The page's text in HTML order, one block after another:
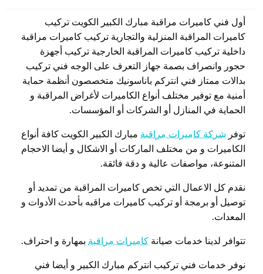
أول فني كاميرات مراقبة مبارك الكبير الكويت تركيب
كاميرات المراقبة المنزلية والتجارية تركيب كاميرات مراقبة
داخلية تركيب كاميرات المراقبة الخارجية تركيب أجهزة
حجور وانصراف بصمة جهاز التعرف على الوجه فني تركيب
بدالات ممتاز فني انتركم باناسونيك متخصصون أنظمة حماية
أمنية مع توفير مختلف أنواع الكاميرات لأغراض المراقبة و
الحماية في المنازل أو الشركات أو المؤسسات.
توفر شركة كاميرات مراقبة مبارك الكبير الكويت كافة أنواع
الكاميرات و من مختلف الماركات أو الاشكال و أيضا الاحجام
المتنوعة، مواصفات عالية و دقة فائقة.
نقدم كل الاعمال التي تخص كاميرات المراقبة من تمديد أو
توصيل أو برمجة أو تركيب كاميرات مراقبه بأحدث الأدوات و
المعدات.
تتوافر لدينا خدمات صيانة كاميرات مراقبة بمهارة و احتراف.
نوفر خدمات فني تركيب انتركم مبارك الكبير و أيضا فني